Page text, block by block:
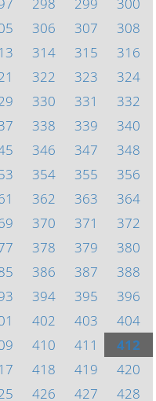
306 307
308
314 315
316
322 323
324
330 331
332
338 339
340
346 347
348
354 355
356
362 363
364
370 371
372
378 379
380
386 387
388
394 395
396
402 403
404
410 411
412
418 419
420
426 427 428